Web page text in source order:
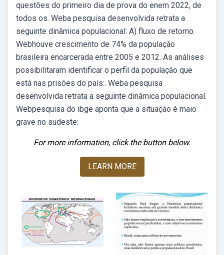
questões do primeiro dia de prova do enem 2022, de
todos os. Weba pesquisa desenvolvida retrata a
seguinte dinâmica populacional: A) fluxo de retorno.
Webhouve crescimento de 74% da população
brasileira encarcerada entre 2005 e 2012. As análises
possibilitaram identificar o perfil da população que
está nas prisões do país:. Weba pesquisa
desenvolvida retrata a seguinte dinâmica populacional.
Webpesquisa do ibge aponta que a situação é maio
grave no sudeste:
For more information, click the button below.
LEARN MORE